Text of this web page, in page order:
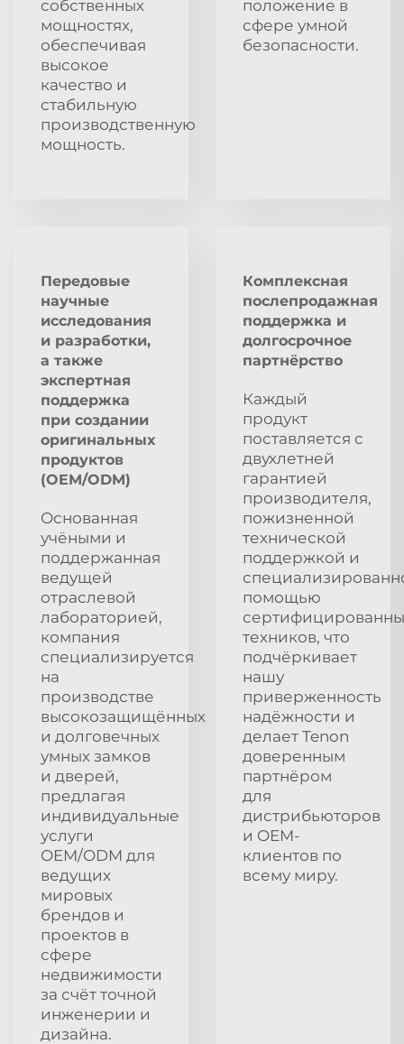
собственных
мощностях,
обеспечивая
высокое
качество и
стабильную
производственную
мощность.
положение в
сфере умной
безопасности.
Передовые
научные
исследования
и разработки,
а также
экспертная
поддержка
при создании
оригинальных
продуктов
(OEM/ODM)
Основанная
учёными и
поддержанная
ведущей
отраслевой
лабораторией,
компания
специализируется
на
производстве
высокозащищённых
и долговечных
умных замков
и дверей,
предлагая
индивидуальные
услуги
OEM/ODM для
ведущих
мировых
брендов и
проектов в
сфере
недвижимости
за счёт точной
инженерии и
дизайна.
Комплексная
послепродажная
поддержка и
долгосрочное
партнёрство
Каждый
продукт
поставляется с
двухлетней
гарантией
производителя,
пожизненной
технической
поддержкой и
помощью
техников, что
подчёркивает
нашу
приверженность
надёжности и
делает Tenon
доверенным
партнёром
для
дистрибьюторов
и OEM-
клиентов по
всему миру.